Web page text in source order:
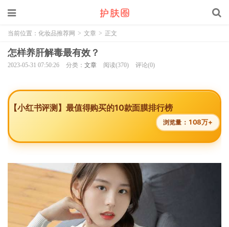
当前位置： 化妆品推荐网 > 文章 > 正文
怎样养肝解毒最有效？
2023-05-31 07:50:26 分类： 文章 阅读(370) 评论(0)
【小红书评测】最值得购买的10款面膜排行榜
浏览量： 108万+